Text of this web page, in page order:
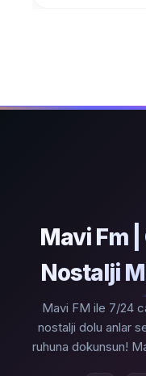
Mavi Fm |
Nostalji
Mavi FM ile 7/24
nostalji dolu anlar
ruhuna dokunsun!